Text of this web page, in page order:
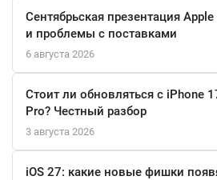
работы в сети. Быстрая зарядка
MagSafe 3 и мощный 96-ваттный
жизни. Это инструмент, который не
Сентябрьская презентация
и проблемы с поставками
6 августа 2026
Стоит ли обновляться с iPhone
Pro? Честный разбор
3 августа 2026
iOS 27: какие новые фишки